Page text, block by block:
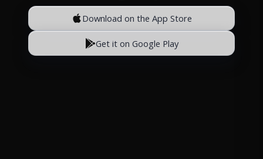
Download on the App Store
Get it on Google Play